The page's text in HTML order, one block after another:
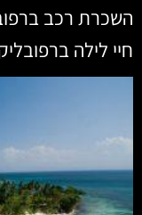
השכרת רכב
חיי לילה